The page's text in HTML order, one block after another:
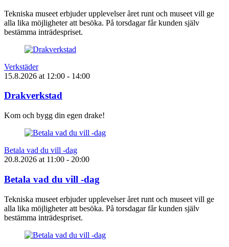
Tekniska museet erbjuder upplevelser året runt och museet vill ge
alla lika möjligheter att besöka. På torsdagar får kunden själv
bestämma inträdespriset.
Verkstäder
15.8.2026 at 12:00 - 14:00
Drakverkstad
Kom och bygg din egen drake!
Betala vad du vill -dag
20.8.2026 at 11:00 - 20:00
Betala vad du vill -dag
Tekniska museet erbjuder upplevelser året runt och museet vill ge
alla lika möjligheter att besöka. På torsdagar får kunden själv
bestämma inträdespriset.